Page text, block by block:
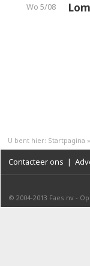
Wo 5/08
U bent hier: Startpagina »
Contacteer ons |
© 2004-2013 Faes nv -